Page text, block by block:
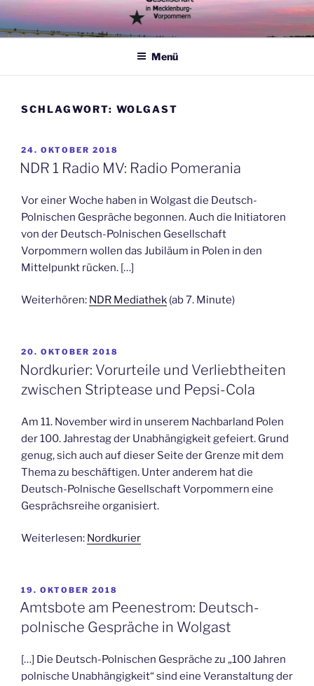
Zum
Inhalt
springen
Menü
SCHLAGWORT: WOLGAST
VERÖFFENTLICHT
AM
24. OKTOBER 2018
NDR 1 Radio MV: Radio Pomerania
Vor einer Woche haben in Wolgast die Deutsch-
Polnischen Gespräche begonnen. Auch die Initiatoren
von der Deutsch-Polnischen Gesellschaft
Vorpommern wollen das Jubiläum in Polen in den
Mittelpunkt rücken. […]
Weiterhören: NDR Mediathek (ab 7. Minute)
VERÖFFENTLICHT
AM
20. OKTOBER 2018
Nordkurier: Vorurteile und Verliebtheiten
zwischen Striptease und Pepsi-Cola
Am 11. November wird in unserem Nachbarland Polen
der 100. Jahrestag der Unabhängigkeit gefeiert. Grund
genug, sich auch auf dieser Seite der Grenze mit dem
Thema zu beschäftigen. Unter anderem hat die
Deutsch-Polnische Gesellschaft Vorpommern eine
Gesprächsreihe organisiert.
Weiterlesen: Nordkurier
VERÖFFENTLICHT
AM
19. OKTOBER 2018
Amtsbote am Peenestrom: Deutsch-
polnische Gespräche in Wolgast
[…] Die Deutsch-Polnischen Gespräche zu „100 Jahren
polnische Unabhängigkeit“ sind eine Veranstaltung der